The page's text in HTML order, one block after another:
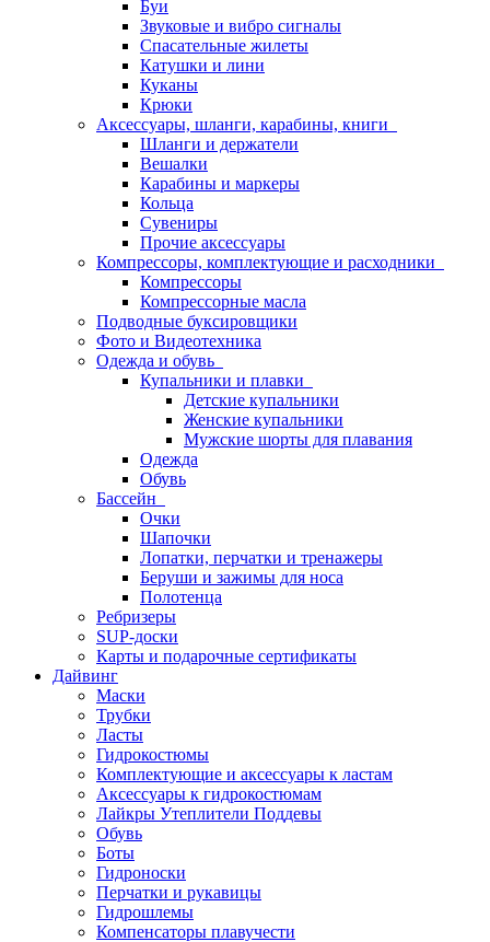
Буи
Звуковые и вибро сигналы
Спасательные жилеты
Катушки и лини
Куканы
Крюки
Аксессуары, шланги, карабины, книги
Шланги и держатели
Вешалки
Карабины и маркеры
Кольца
Сувениры
Прочие аксессуары
Компрессоры, комплектующие и расходники
Компрессоры
Компрессорные масла
Подводные буксировщики
Фото и Видеотехника
Одежда и обувь
Купальники и плавки
Детские купальники
Женские купальники
Мужские шорты для плавания
Одежда
Обувь
Бассейн
Очки
Шапочки
Лопатки, перчатки и тренажеры
Беруши и зажимы для носа
Полотенца
Ребризеры
SUP-доски
Карты и подарочные сертификаты
Дайвинг
Маски
Трубки
Ласты
Гидрокостюмы
Комплектующие и аксессуары к ластам
Аксессуары к гидрокостюмам
Лайкры Утеплители Поддевы
Обувь
Боты
Гидроноски
Перчатки и рукавицы
Гидрошлемы
Компенсаторы плавучести